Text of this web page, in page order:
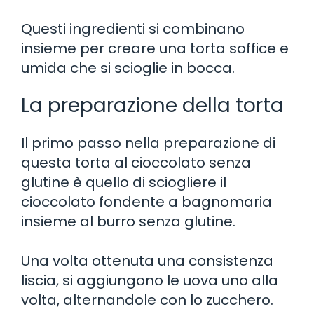
Questi ingredienti si combinano
insieme per creare una torta soffice e
umida che si scioglie in bocca.
La preparazione della torta
Il primo passo nella preparazione di
questa torta al cioccolato senza
glutine è quello di sciogliere il
cioccolato fondente a bagnomaria
insieme al burro senza glutine.
Una volta ottenuta una consistenza
liscia, si aggiungono le uova uno alla
volta, alternandole con lo zucchero.